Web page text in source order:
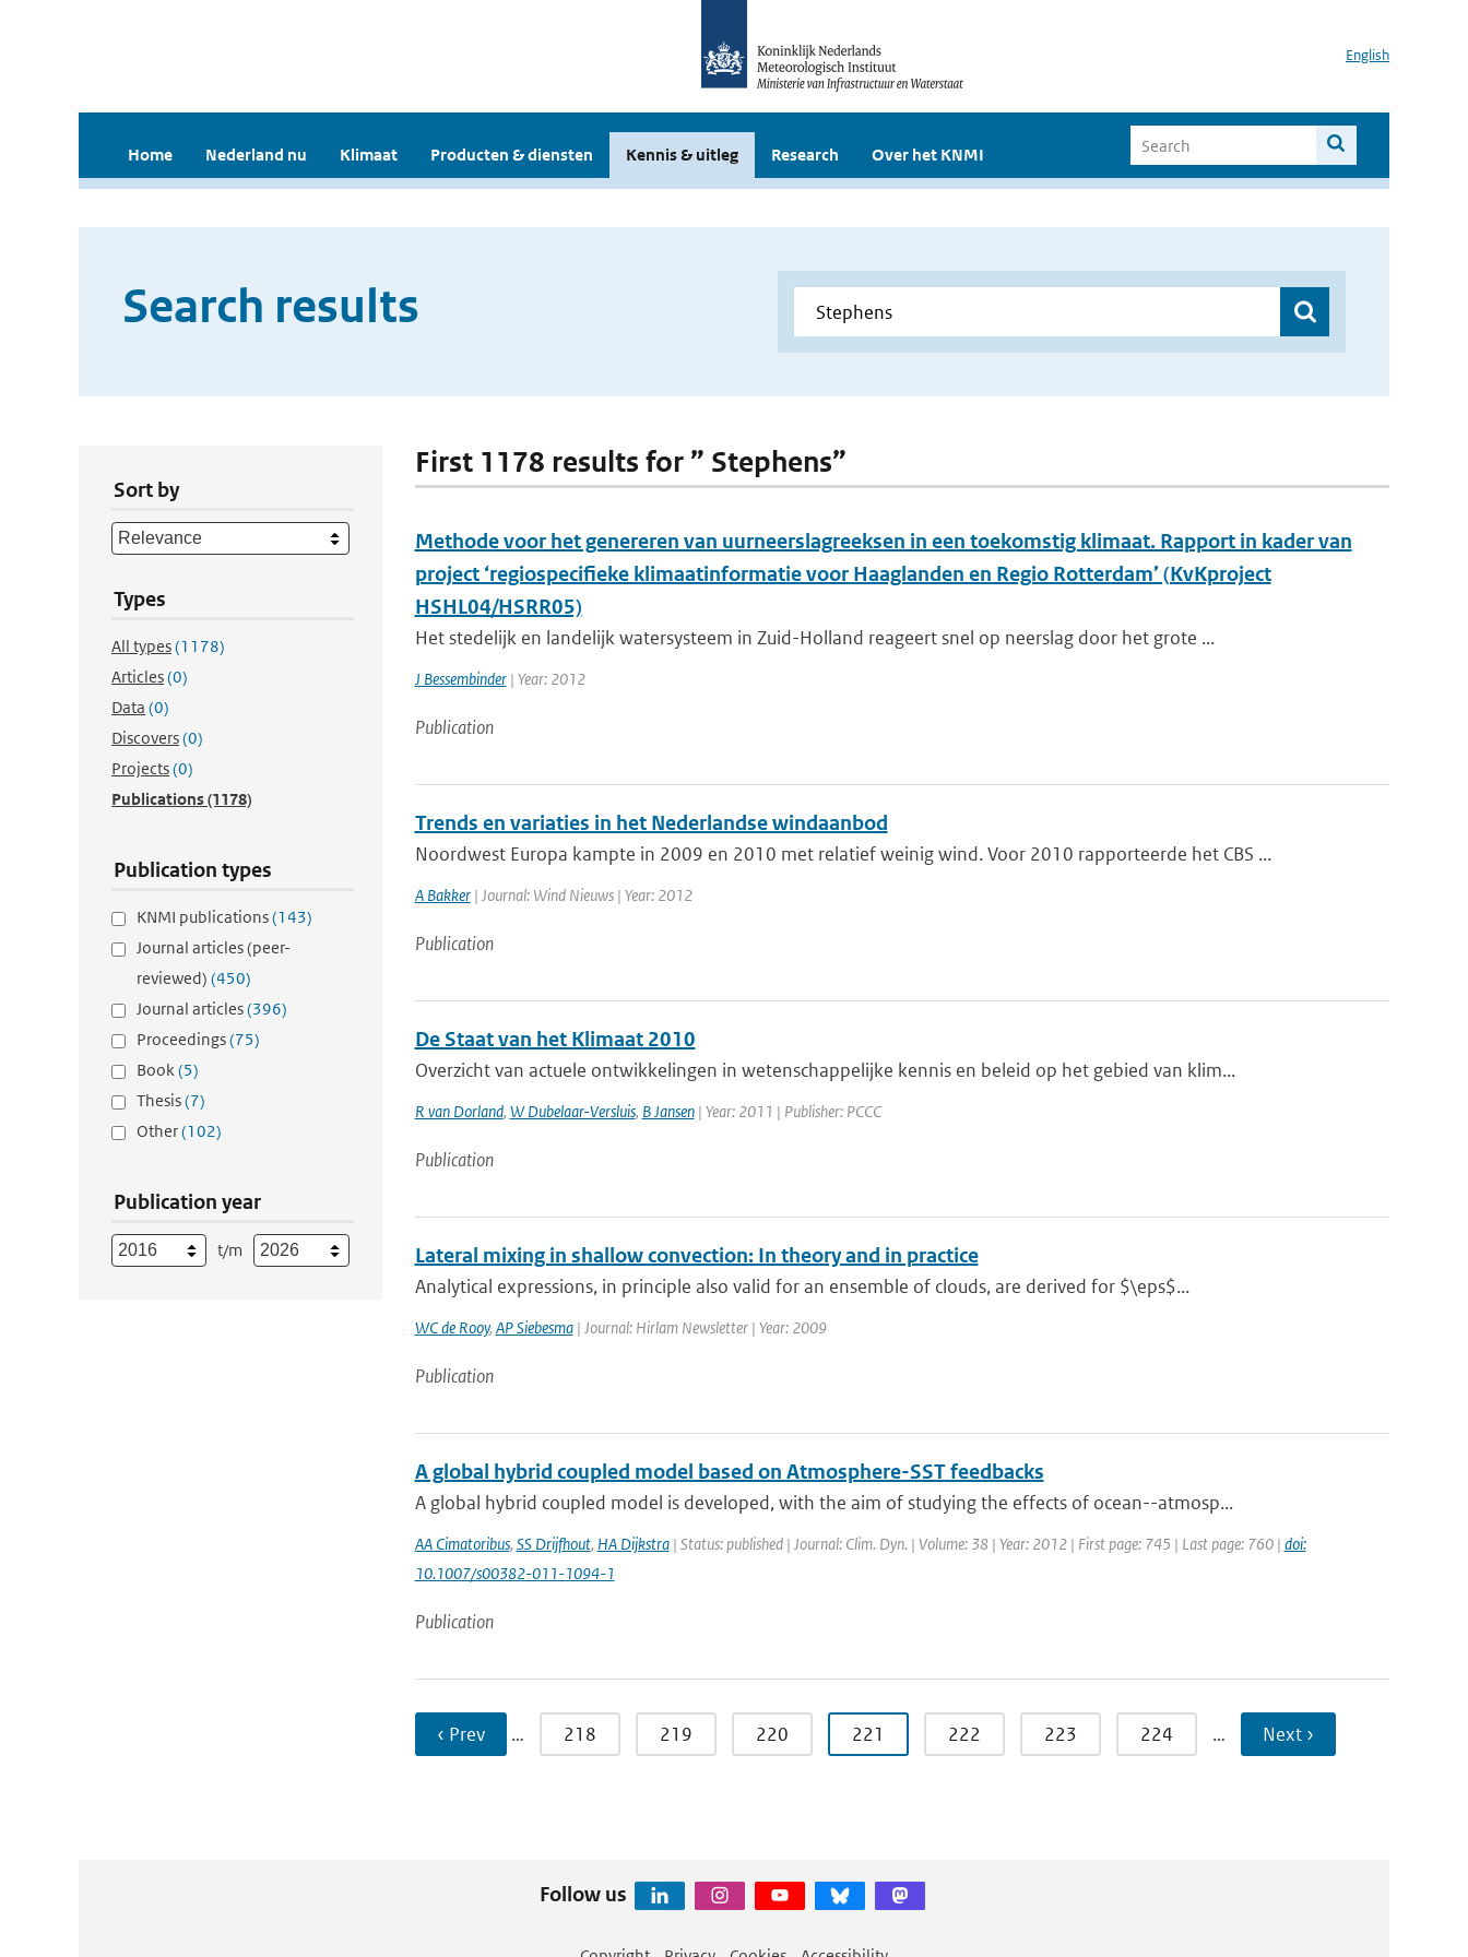
English
Home Nederland nu Klimaat Producten & diensten Kennis & uitleg Research Over het KNMI
Search results
Sort by
Types
All types(1178)
Articles(0)
Data (0)
Discovers(0)
Projects(0)
Publications(1178)
Publication types
KNMI publications(143)
Journal articles (peer-
reviewed) (450)
Journal articles(396)
Proceedings(75)
Book(5)
Thesis(7)
Other(102)
Publication year
t/m
First 1178 results for ” Stephens”
Methode voor het genereren van uurneerslagreeksen in een toekomstig klimaat. Rapport in kader van
project ‘regiospecifieke klimaatinformatie voor Haaglanden en Regio Rotterdam’ (KvKproject
HSHL04/HSRR05)
Het stedelijk en landelijk watersysteem in Zuid-Holland reageert snel op neerslag door het grote ...
J Bessembinder| Year: 2012
Publication
Trends en variaties in het Nederlandse windaanbod
Noordwest Europa kampte in 2009 en 2010 met relatief weinig wind. Voor 2010 rapporteerde het CBS ...
A Bakker| Journal: Wind Nieuws | Year: 2012
Publication
De Staat van het Klimaat 2010
Overzicht van actuele ontwikkelingen in wetenschappelijke kennis en beleid op het gebied van klim...
R van Dorland, W Dubelaar-Versluis, B Jansen| Year: 2011 | Publisher: PCCC
Publication
Lateral mixing in shallow convection: In theory and in practice
Analytical expressions, in principle also valid for an ensemble of clouds, are derived for $\eps$...
WC de Rooy, AP Siebesma| Journal: Hirlam Newsletter | Year: 2009
Publication
A global hybrid coupled model based on Atmosphere-SST feedbacks
A global hybrid coupled model is developed, with the aim of studying the effects of ocean--atmosp...
AA Cimatoribus, SS Drijfhout, HA Dijkstra| Status: published | Journal: Clim. Dyn. | Volume: 38 | Year: 2012 | First page: 745 | Last page: 760 | doi:
10.1007/s00382-011-1094-1
Publication
‹ Prev … 218 219 220 221 222 223 224 … Next ›
Follow us